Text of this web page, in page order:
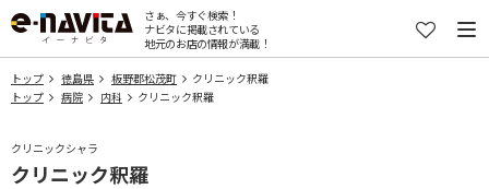
さぁ、今すぐ検索！
ナビタに掲載されている
地元のお店の情報が満載！
トップ 徳島県 板野郡松茂町
クリニック釈羅
トップ
病院 内科 クリニック釈羅
クリニックシャラ
クリニック釈羅